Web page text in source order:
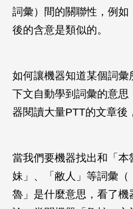
詞彙）間的關聯性，例
後的含意是類似的。
如何讓機器知道某個詞
下文自動學到詞彙的意
器閱讀大量PTT的文章後
當我們要機器找出和「
妹」、「敝人」等詞彙
魯」是什麼意思，看了